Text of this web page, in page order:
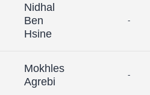
Nidhal
Ben
Hsine
-
Mokhles
Agrebi
-